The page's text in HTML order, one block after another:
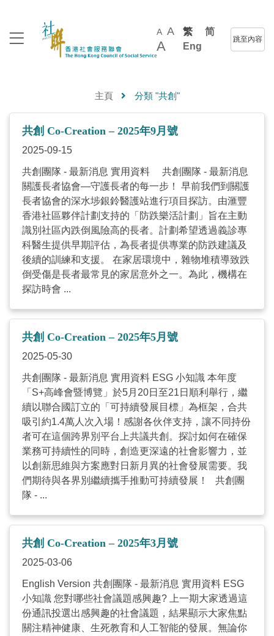
A A
A
繁
简
Eng
跳至內容
主頁 分類 "共創"
共創 Co-Creation – 2025年9月號
2025-09-15
共創團隊 - 最新消息 實用資料 共創團隊 - 最新消息
關護長者協會—守護長者的每一步！ 早前我們到關護
長者協會的深水埗銀鈴醫護站進行項目探訪。由滙豐
香港社區夥伴計劃支持的「防跌樂活計劃」旨在主動
識別社區內跌倒風險高的長者。計劃希望透過義診專
科醫生提供早期評估，為長者提供專業的防跌建議及
後續的訓練和支援。 在家居環境中，雜物堆積導致跌
倒受傷是長者最常見的家居意外之一。為此，機構在
探訪時會 ...
共創 Co-Creation – 2025年5月號
2025-05-30
共創團隊 - 最新消息 實用資料 ESG 小知識 本年度
「S+高峰會暨博覽」於5月20日至21日順利舉行，繼
續以聯合國訂立的「可持續發展目標」為框架，合共
吸引約1.4萬人次入場！感謝各伙伴支持，讓不同持份
者可在這個跨界別平台上共議共創。探討如何在確保
業務可持續性的同時，創造更深遠的社會影響力，並
以創新思維與方案應對日新月異的社會發展需要。我
們期待與各界別繼續攜手推動可持續發展！ 共創團
隊 - ...
共創 Co-Creation – 2025年3月號
2025-03-06
English Version 共創團隊 - 最新消息 實用資料 ESG
小知識 您對哪些社會議題感興趣? 上一期大家透過這
份通訊投選出感興趣的社會議題，結果顯示大家焦點
關注精神健康、生死教育和人工智能的發展。無論你